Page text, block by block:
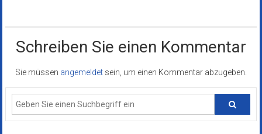
Schreiben Sie einen Kommentar
Sie müssen angemeldet sein, um einen Kommentar abzugeben.